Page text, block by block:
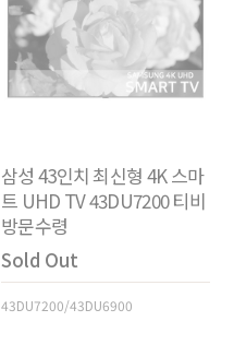
삼성 43인치 최신형 4K 스마
트 UHD TV 43DU7200 티비
방문수령
Sold Out
43DU7200/43DU6900